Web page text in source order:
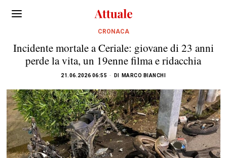
CRONACA
Incidente mortale a Ceriale: giovane di 23 anni
perde la vita, un 19enne filma e ridacchia
21.06.2026 06:55 DI MARCO BIANCHI